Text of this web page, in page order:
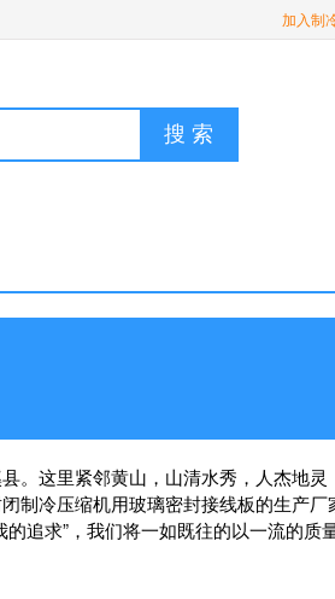
加入制
搜 索
。这里紧邻黄山，山清水秀，人杰地
制冷压缩机用玻璃密封接线板的生产
追求”，我们将一如既往的以一流的